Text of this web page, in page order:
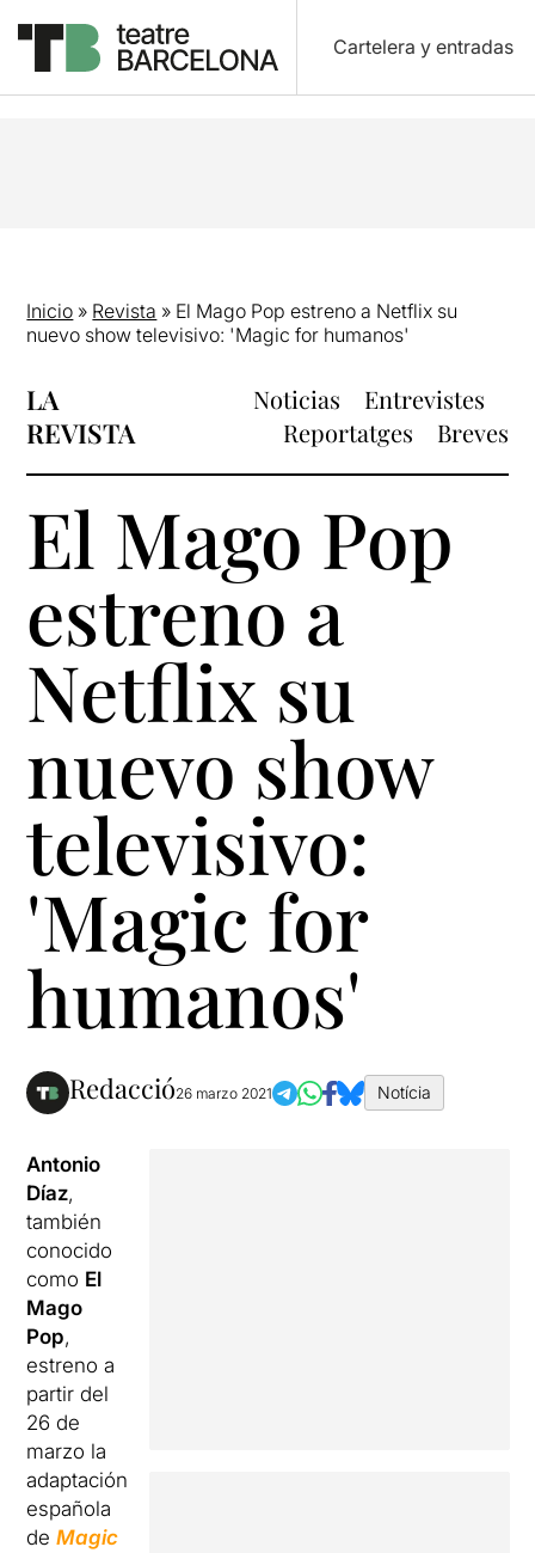
Cartelera y entradas
Inicio » Revista » El Mago Pop estreno a Netflix su
nuevo show televisivo: 'Magic for humanos'
LA
REVISTA
Noticias
Entrevistes
Reportatges
Breves
El Mago Pop
estreno a
Netflix su
nuevo show
televisivo:
'Magic for
humanos'
Redacció26 marzo 2021 Notícia
Antonio
Díaz,
también
conocido
como El
Mago
Pop,
estreno a
partir del
26 de
marzo la
adaptación
española
deMagic